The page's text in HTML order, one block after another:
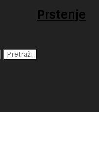
Prstenje
Pretraži